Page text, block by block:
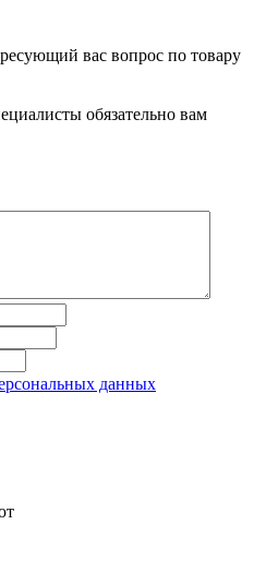
вас вопрос по товару
обязательно вам
данных